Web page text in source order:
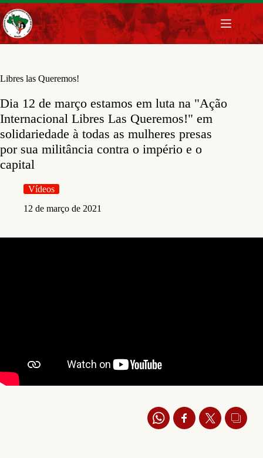
Pular
para
o
conteúdo
Libres las Queremos!
Dia 12 de março estamos em luta na "Ação
Internacional Libres Las Queremos!" em
solidariedade à todas as mulheres presas
por sua militância contra o império e o
capital
Vídeos
12 de março de 2021